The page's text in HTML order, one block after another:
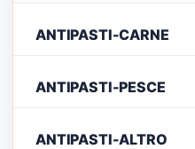
ANTIPASTI-CARNE
ANTIPASTI-PESCE
ANTIPASTI-ALTRO